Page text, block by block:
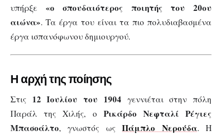
υπήρξε «ο σπουδαιότερος ποιητής του 20ου
αιώνα». Τα έργα του είναι τα πιο πολυδιαβασμένα
έργα ισπανόφωνου δημιουργού.
H αρχή της ποίησης
Στις 12 Ιουλίου του 1904 γεννιέται στην πόλη
Παράλ της Χιλής, ο Ρικάρδο Νεφταλί Ρέγιες
Μπασοάλτο, γνωστός ωςΠάμπλο Νερούδα. Η